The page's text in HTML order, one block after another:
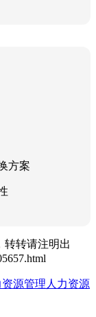
方案
转转请注明出
资源管理人力资源